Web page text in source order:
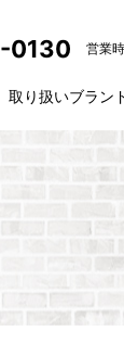
0130 営業
取り扱いブラン